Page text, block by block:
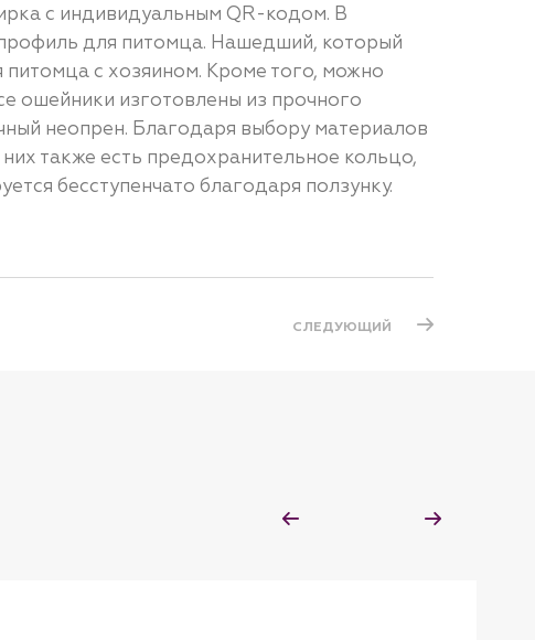
с индивидуальным QR-кодом. В
для питомца. Нашедший, который
с хозяином. Кроме того, можно
ошейники изготовлены из прочного
неопрен. Благодаря выбору материалов
также есть предохранительное кольцо,
бесступенчато благодаря ползунку.
СЛЕДУЮЩИЙ